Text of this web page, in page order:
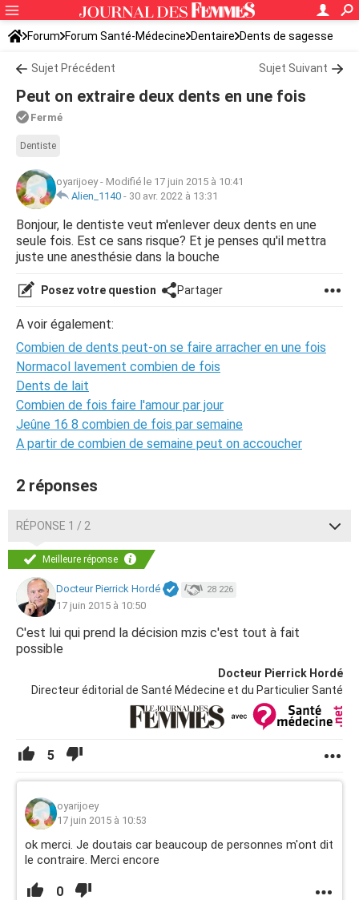
Forum Forum Santé-Médecine Dentaire Dents de sagesse
Sujet Précédent Sujet Suivant
Peut on extraire deux dents en une fois
Fermé
Dentiste
oyarijoey- Modifié le 17 juin 2015 à 10:41
Alien_1140 - 30 avr. 2022 à 13:31
Bonjour, le dentiste veut m'enlever deux dents en une
seule fois. Est ce sans risque? Et je penses qu'il mettra
juste une anesthésie dans la bouche
Posez votre question Partager
A voir également:
Combien de dents peut-on se faire arracher en une fois
Normacol lavement combien de fois
Dents de lait
Combien de fois faire l'amour par jour
Jeûne 16 8 combien de fois par semaine
A partir de combien de semaine peut on accoucher
2 réponses
RÉPONSE 1 / 2
Meilleure réponse
Docteur Pierrick Hordé 28 226
17 juin 2015 à 10:50
C'est lui qui prend la décision mzis c'est tout à fait
possible
Docteur Pierrick Hordé
Directeur éditorial de Santé Médecine et du Particulier Santé
5
oyarijoey
17 juin 2015 à 10:53
ok merci. Je doutais car beaucoup de personnes m'ont dit
le contraire. Merci encore
0